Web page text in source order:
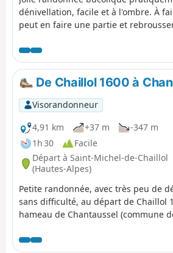
dénivellation, facile et à l'ombre. À
peut en faire une partie et
randonnée en sens inverse . Le canal
recouvert on ne voit donc pas l'eau.
départ et le point 2 il y a une forte
bois.De Chaillol 1600 à
Visorandonneur
4,91 km
+37 m
-347 m
1h 30
Facile
Départ à Saint-Michel-de-Chaillol
(Hautes-Alpes)
Petite randonnée, avec très peu de
sans difficulté, au départ de Chaillol
hameau de Chantaussel (commune
deux véhicules.